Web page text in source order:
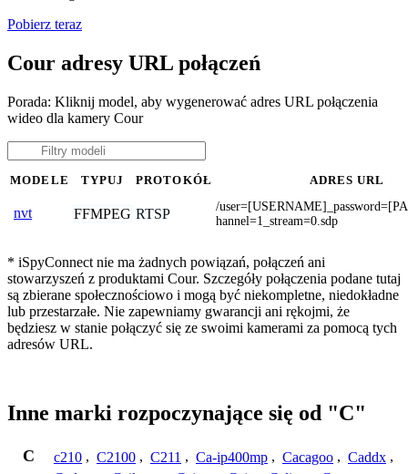
Pobierz teraz
Cour adresy URL połączeń
Porada: Kliknij model, aby wygenerować adres URL połączenia
wideo dla kamery Cour
MODELE TYPUJ PROTOKÓŁ ADRES URL
nvt FFMPEG RTSP
/
hannel=1_stream=0.sdp
* iSpyConnect nie ma żadnych powiązań, połączeń ani
stowarzyszeń z produktami Cour. Szczegóły połączenia podane tutaj
są zbierane społecznościowo i mogą być niekompletne, niedokładne
lub przestarzałe. Nie zapewniamy gwarancji ani rękojmi, że
będziesz w stanie połączyć się ze swoimi kamerami za pomocą tych
adresów URL.
Inne marki rozpoczynające się od "C"
C c210 , C2100 , C211 , Ca-ip400mp , Cacagoo , Caddx ,